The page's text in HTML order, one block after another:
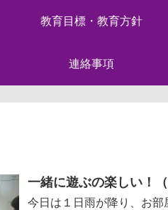
教育目標・教育方針
連絡事項
一緒に遊ぶの楽しい！（
今日は１日雨が降り、お